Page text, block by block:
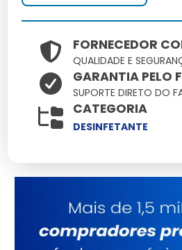
Escolher um fornecedor de
produtos utilizados. Um
proporciona consistência na
técnico especializado.
Benefícios de um
especializado
desenvolvidos com
suporte técnico e orientações
adequado, garantindo
desinfecção.
FORNECEDOR
QUALIDADE E
GARANTIA PELO
SUPORTE DIRETO DO
CATEGORIA
DESINFETANTE